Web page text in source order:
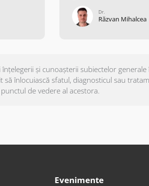
Dr.
Răzvan Mihalcea
și cunoașterii subiectelor
să înlocuiască sfatul, diagnosticul sau
de vedere al acestora.
Evenimente